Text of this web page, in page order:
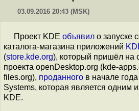
03.09.2016 20:43 (MSK)
Проект KDE объявил о запуске
каталога-магазина приложений
(store.kde.org), который пришёл на
проекта openDesktop.org (kde-
files.org), проданного в начале
Systems, которая является одним
KDE.